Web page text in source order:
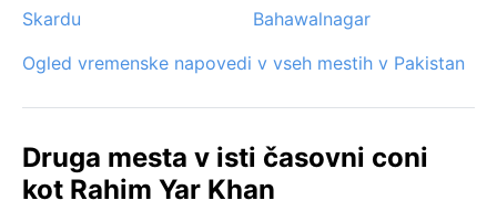
Skardu
Bahawalnagar
Ogled vremenske napovedi v vseh mestih v Pakistan
Druga mesta v isti časovni coni
kot Rahim Yar Khan